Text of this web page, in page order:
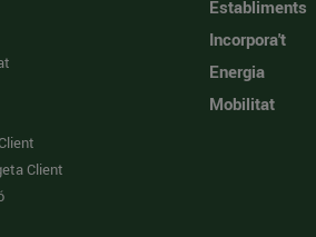
Client
Establiments
Incorpora't
Energia
Mobilitat